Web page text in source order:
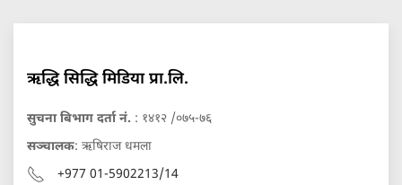
ऋद्धि सिद्धि मिडिया प्रा.लि.
सुचना बिभाग दर्ता नं. : १४१२ /०७५-७६
सञ्चालक: ऋषिराज धमला
+977 01-5902213/14